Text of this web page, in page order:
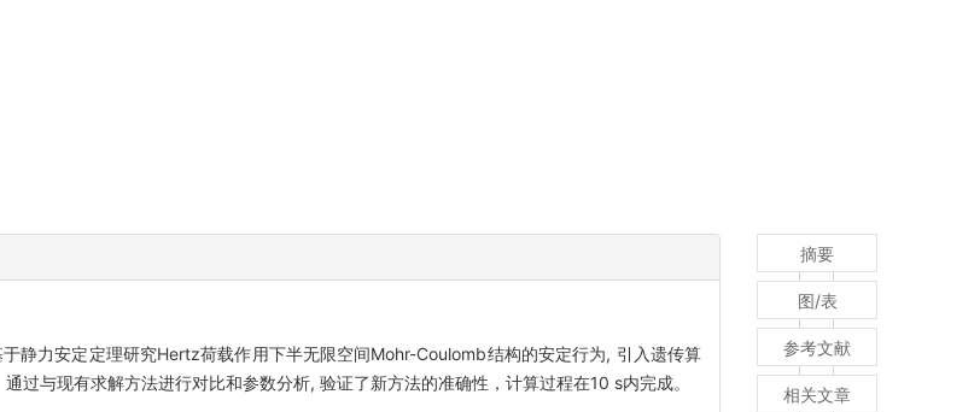
静力安定定理研究Hertz荷载作用下半无限空间Mohr-Coulomb结构的安定行为, 引入遗传算
过与现有求解方法进行对比和参数分析, 验证了新方法的准确性，计算过程在10 s内完成。
摘要
图/表
参考文献
相关文章